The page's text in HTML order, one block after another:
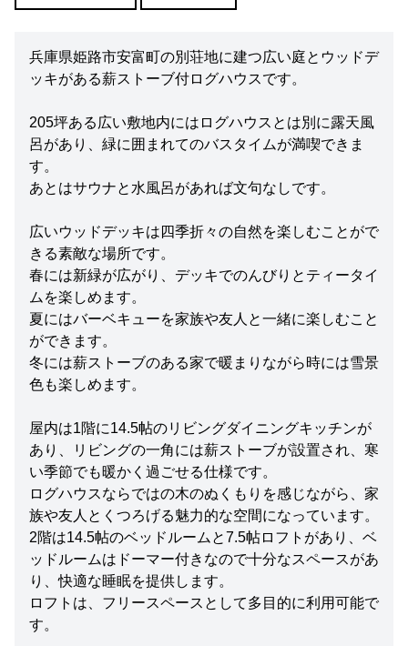
兵庫県姫路市安富町の別荘地に建つ広い庭とウッドデ
ッキがある薪ストーブ付ログハウスです。
205坪ある広い敷地内にはログハウスとは別に露天風
呂があり、緑に囲まれてのバスタイムが満喫できま
す。
あとはサウナと水風呂があれば文句なしです。
広いウッドデッキは四季折々の自然を楽しむことがで
きる素敵な場所です。
春には新緑が広がり、デッキでのんびりとティータイ
ムを楽しめます。
夏にはバーベキューを家族や友人と一緒に楽しむこと
ができます。
冬には薪ストーブのある家で暖まりながら時には雪景
色も楽しめます。
屋内は1階に14.5帖のリビングダイニングキッチンが
あり、リビングの一角には薪ストーブが設置され、寒
い季節でも暖かく過ごせる仕様です。
ログハウスならではの木のぬくもりを感じながら、家
族や友人とくつろげる魅力的な空間になっています。
2階は14.5帖のベッドルームと7.5帖ロフトがあり、ベ
ッドルームはドーマー付きなので十分なスペースがあ
り、快適な睡眠を提供します。
ロフトは、フリースペースとして多目的に利用可能で
す。